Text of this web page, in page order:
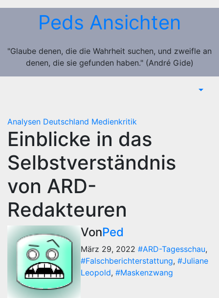
Zum
Peds Ansichten
"Glaube denen, die die Wahrheit suchen, und zweifle an
denen, die sie gefunden haben." (André Gide)
Analysen Deutschland Medienkritik
Einblicke in das
Selbstverständnis
von ARD-
Redakteuren
VonPed
März 29, 2022 #ARD-Tagesschau,
#Falschberichterstattung, #Juliane
Leopold, #Maskenzwang